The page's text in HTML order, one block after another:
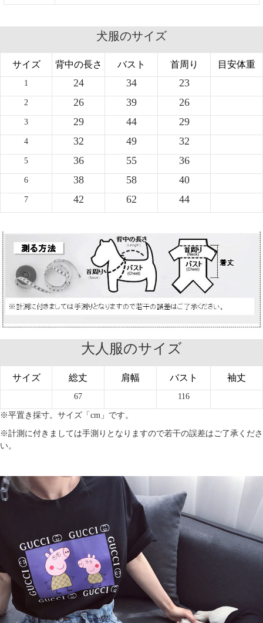
犬服のサイズ
サイズ 背中の長さ バスト 首周り 目安体重
1 24 34 23
2 26 39 26
3 29 44 29
4 32 49 32
5 36 55 36
6 38 58 40
7 42 62 44
大人服のサイズ
サイズ 総丈 肩幅 バスト 袖丈
67 116
※平置き採寸。サイズ「cm」です。
※計測に付きましては手測りとなりますので若干の誤差はご了承くださ
い。